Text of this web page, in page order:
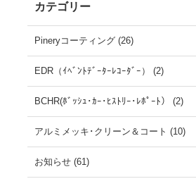
カテゴリー
Pineryコーティング (26)
EDR（ｲﾍﾞﾝﾄﾃﾞｰﾀｰﾚｺｰﾀﾞｰ） (2)
BCHR(ﾎﾞｯｼｭ･ｶｰ･ﾋｽﾄﾘｰ･ﾚﾎﾟｰﾄ） (2)
アルミメッキ･クリーン＆コート (10)
お知らせ (61)